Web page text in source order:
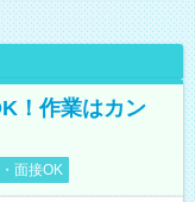
！作業はカン
面接OK